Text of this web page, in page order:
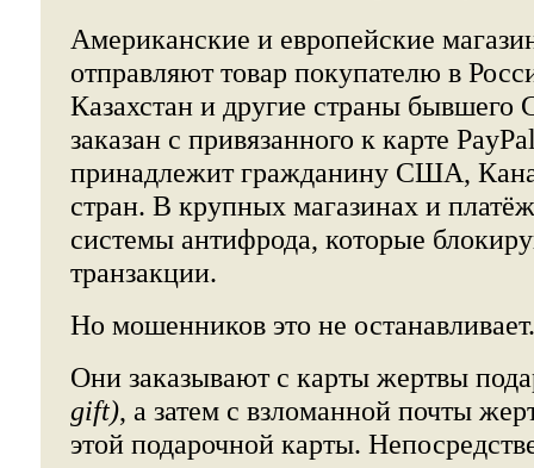
Американские и европейские
отправляют товар покупателю в
Казахстан и другие страны
заказан с привязанного к карте
принадлежит гражданину США,
стран. В крупных магазинах и
системы антифрода, которые
транзакции.
Но мошенников это не останавливает.
Они заказывают с карты жертвы
gift), а затем с взломанной почты
этой подарочной карты.